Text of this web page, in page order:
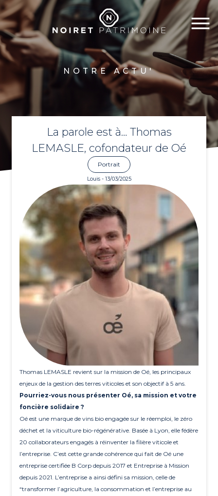
NOTRE ACTU'
La parole est à… Thomas
LEMASLE, cofondateur de Oé
Portrait
Louis - 13/03/2025
Thomas LEMASLE revient sur la mission de Oé, les principaux
enjeux de la gestion des terres viticoles et son objectif à 5 ans.
Pourriez-vous nous présenter Oé, sa mission et votre
foncière solidaire ?
Oé est une marque de vins bio engagée sur le réemploi, le zéro
déchet et la viticulture bio-régénérative. Basée à Lyon, elle fédère
20 collaborateurs engagés à réinventer la filière viticole et
l’entreprise. C’est cette grande cohérence qui fait de Oé une
entreprise certifiée B Corp depuis 2017 et Entreprise à Mission
depuis 2021. L’entreprise a ainsi défini sa mission, celle de
“transformer l’agriculture, la consommation et l’entreprise au